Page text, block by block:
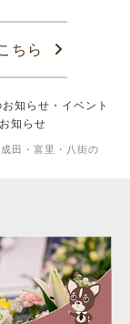
田・富里・八街の
ちら
知らせ・イベント
知らせ